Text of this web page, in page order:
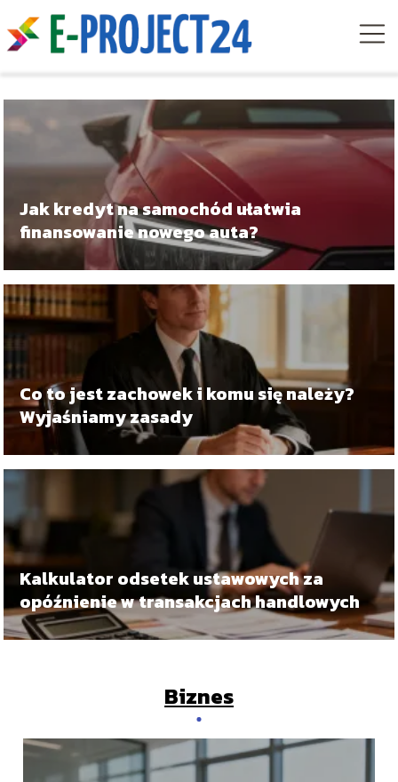
Jak kredyt na samochód ułatwia
finansowanie nowego auta?
Co to jest zachowek i komu się należy?
Wyjaśniamy zasady
Kalkulator odsetek ustawowych za
opóźnienie w transakcjach handlowych
Biznes